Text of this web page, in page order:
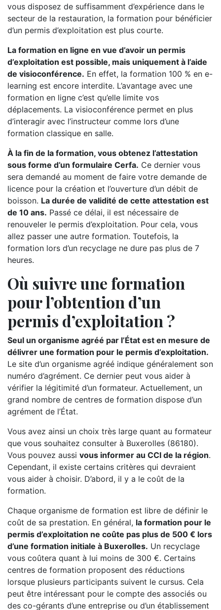
vous disposez de suffisamment d’expérience dans le
secteur de la restauration, la formation pour bénéficier
d’un permis d’exploitation est plus courte.
La formation en ligne en vue d’avoir un permis
d’exploitation est possible, mais uniquement à l’aide
de visioconférence. En effet, la formation 100 % en e-
learning est encore interdite. L’avantage avec une
formation en ligne c’est qu’elle limite vos
déplacements. La visioconférence permet en plus
d’interagir avec l’instructeur comme lors d’une
formation classique en salle.
À la fin de la formation, vous obtenez l’attestation
sous forme d’un formulaire Cerfa. Ce dernier vous
sera demandé au moment de faire votre demande de
licence pour la création et l’ouverture d’un débit de
boisson. La durée de validité de cette attestation est
de 10 ans. Passé ce délai, il est nécessaire de
renouveler le permis d’exploitation. Pour cela, vous
allez passer une autre formation. Toutefois, la
formation lors d’un recyclage ne dure pas plus de 7
heures.
Où suivre une formation
pour l’obtention d’un
permis d’exploitation ?
Seul un organisme agréé par l’État est en mesure de
délivrer une formation pour le permis d’exploitation.
Le site d’un organisme agréé indique généralement son
numéro d’agrément. Ce dernier peut vous aider à
vérifier la légitimité d’un formateur. Actuellement, un
grand nombre de centres de formation dispose d’un
agrément de l’État.
Vous avez ainsi un choix très large quant au formateur
que vous souhaitez consulter à Buxerolles (86180).
Vous pouvez aussi vous informer au CCI de la région.
Cependant, il existe certains critères qui devraient
vous aider à choisir. D’abord, il y a le coût de la
formation.
Chaque organisme de formation est libre de définir le
coût de sa prestation. En général, la formation pour le
permis d’exploitation ne coûte pas plus de 500 € lors
d’une formation initiale à Buxerolles. Un recyclage
vous coûtera quant à lui moins de 300 €. Certains
centres de formation proposent des réductions
lorsque plusieurs participants suivent le cursus. Cela
peut être intéressant pour le compte des associés ou
des co-gérants d’une entreprise ou d’un établissement